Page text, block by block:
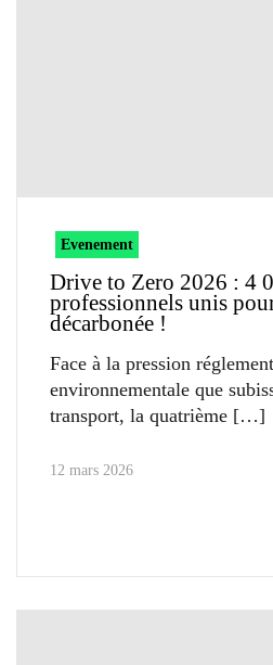
Evenement
Drive to Zero 2026 : 4
professionnels unis
décarbonée !
Face à la pression
environnementale que
transport, la quatrième
12 mars 2026